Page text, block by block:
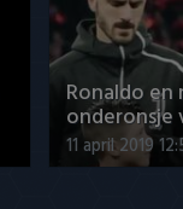
Ronaldo
onderonsje
11 april 2019